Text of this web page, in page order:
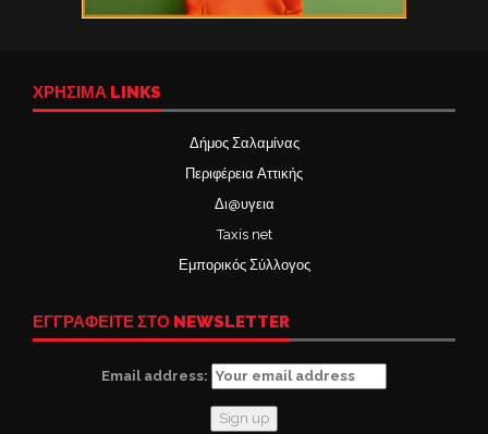
ΧΡΉΣΙΜΑ LINKS
Δήμος Σαλαμίνας
Περιφέρεια Αττικής
Δι@υγεια
Taxis net
Εμπορικός Σύλλογος
ΕΓΓΡΑΦΕΙΤΕ ΣΤΟ NEWSLETTER
Email address: